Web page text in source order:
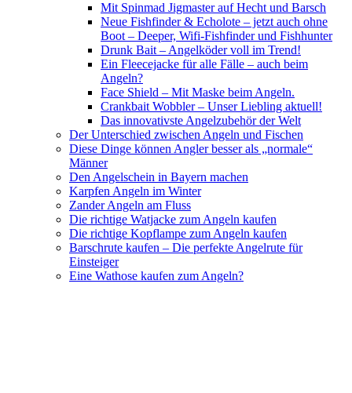
Mit Spinmad Jigmaster auf Hecht und Barsch
Neue Fishfinder & Echolote – jetzt auch ohne
Boot – Deeper, Wifi-Fishfinder und Fishhunter
Drunk Bait – Angelköder voll im Trend!
Ein Fleecejacke für alle Fälle – auch beim
Angeln?
Face Shield – Mit Maske beim Angeln.
Crankbait Wobbler – Unser Liebling aktuell!
Das innovativste Angelzubehör der Welt
Der Unterschied zwischen Angeln und Fischen
Diese Dinge können Angler besser als „normale“
Männer
Den Angelschein in Bayern machen
Karpfen Angeln im Winter
Zander Angeln am Fluss
Die richtige Watjacke zum Angeln kaufen
Die richtige Kopflampe zum Angeln kaufen
Barschrute kaufen – Die perfekte Angelrute für
Einsteiger
Eine Wathose kaufen zum Angeln?